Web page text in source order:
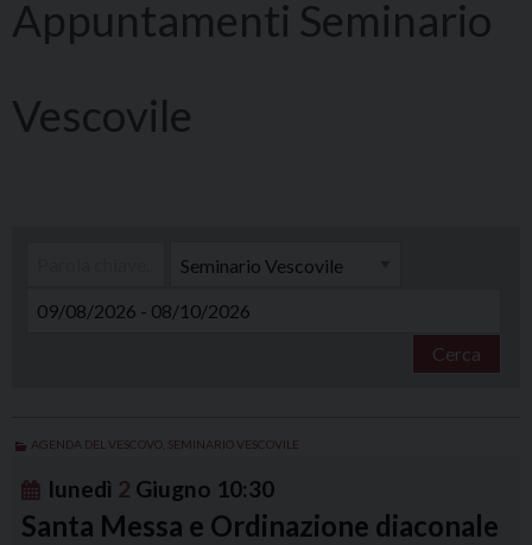
Seminario
Vescovile
Cerca
AGENDA DEL VESCOVO SEMINARIO VESCOVILE
lunedì 2 Giugno 10:30
Santa Messa e Ordinazione diaconale